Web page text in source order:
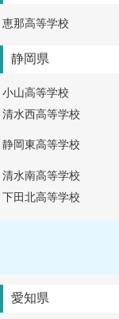
恵那高等学校
静岡県
小山高等学校
清水西高等学校
静岡東高等学校
清水南高等学校
下田北高等学校
愛知県